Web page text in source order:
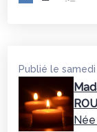
Publié le